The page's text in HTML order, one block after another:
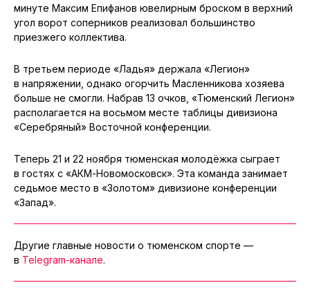
минуте Максим Епифанов ювелирным броском в верхний
угол ворот соперников реализовал большинство
приезжего коллектива.
В третьем периоде «Ладья» держала «Легион»
в напряжении, однако огорчить Масленникова хозяева
больше не смогли. Набрав 13 очков, «Тюменский Легион»
располагается на восьмом месте таблицы дивизиона
«Серебряный» Восточной конференции.
Теперь 21 и 22 ноября тюменская молодёжка сыграет
в гостях с «АКМ-Новомосковск». Эта команда занимает
седьмое место в «Золотом» дивизионе конференции
«Запад».
Другие главные новости о тюменском спорте —
в Telegram-канале.